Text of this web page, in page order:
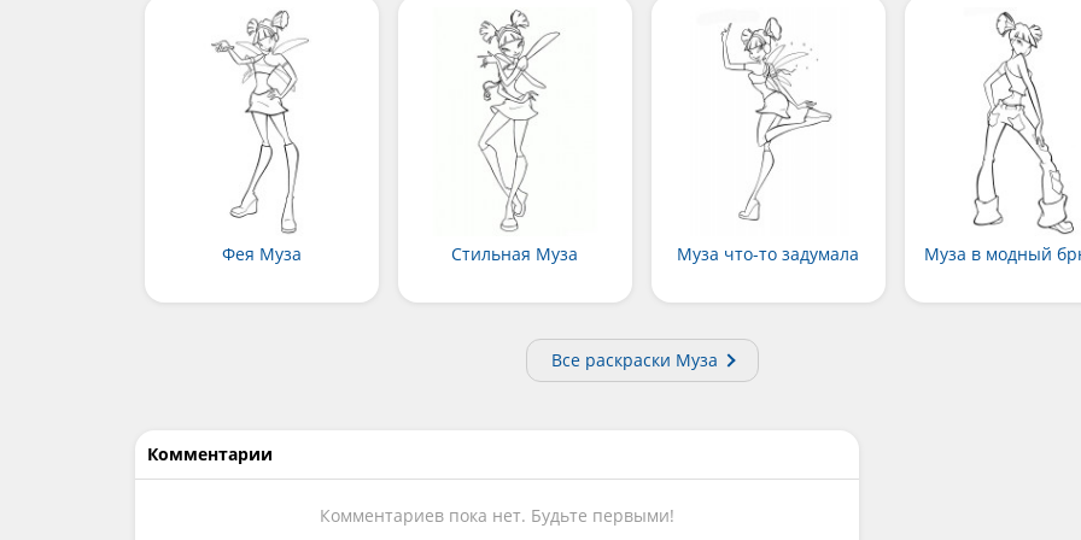
Фея Муза Стильная Муза Муза что-то задумала Муза в модный
Все раскраски Муза
Комментарии
Комментариев пока нет. Будьте первыми!